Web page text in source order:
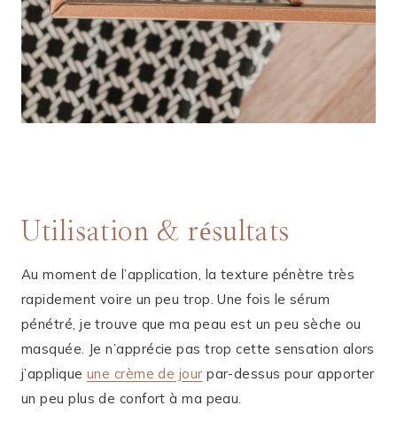
Utilisation & résultats
Au moment de l’application, la texture pénètre très
rapidement voire un peu trop. Une fois le sérum
pénétré, je trouve que ma peau est un peu sèche ou
masquée. Je n’apprécie pas trop cette sensation alors
j’applique une crème de jour par-dessus pour apporter
un peu plus de confort à ma peau.